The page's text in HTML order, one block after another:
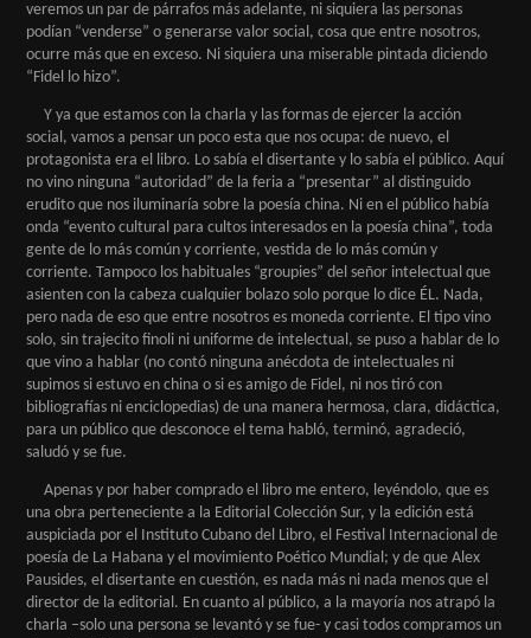
veremos un par de párrafos más adelante, ni siquiera las personas
podían “venderse” o generarse valor social, cosa que entre nosotros,
ocurre más que en exceso. Ni siquiera una miserable pintada diciendo
“Fidel lo hizo”.
Y ya que estamos con la charla y las formas de ejercer la acción
social, vamos a pensar un poco esta que nos ocupa: de nuevo, el
protagonista era el libro. Lo sabía el disertante y lo sabía el público. Aquí
no vino ninguna “autoridad” de la feria a “presentar” al distinguido
erudito que nos iluminaría sobre la poesía china. Ni en el público había
onda “evento cultural para cultos interesados en la poesía china”, toda
gente de lo más común y corriente, vestida de lo más común y
corriente. Tampoco los habituales “groupies” del señor intelectual que
asienten con la cabeza cualquier bolazo solo porque lo dice ÉL. Nada,
pero nada de eso que entre nosotros es moneda corriente. El tipo vino
solo, sin trajecito finoli ni uniforme de intelectual, se puso a hablar de lo
que vino a hablar (no contó ninguna anécdota de intelectuales ni
supimos si estuvo en china o si es amigo de Fidel, ni nos tiró con
bibliografías ni enciclopedias) de una manera hermosa, clara, didáctica,
para un público que desconoce el tema habló, terminó, agradeció,
saludó y se fue.
Apenas y por haber comprado el libro me entero, leyéndolo, que es
una obra perteneciente a la Editorial Colección Sur, y la edición está
auspiciada por el Instituto Cubano del Libro, el Festival Internacional de
poesía de La Habana y el movimiento Poético Mundial; y de que Alex
Pausides, el disertante en cuestión, es nada más ni nada menos que el
director de la editorial. En cuanto al público, a la mayoría nos atrapó la
charla –solo una persona se levantó y se fue- y casi todos compramos un